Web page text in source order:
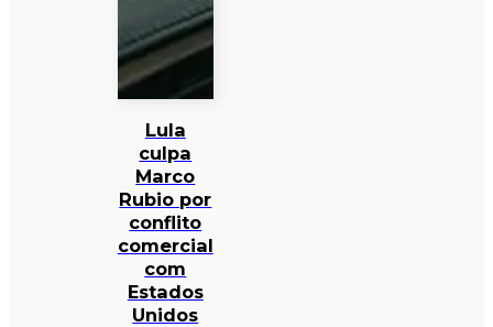
Lula
culpa
Marco
Rubio por
conflito
comercial
com
Estados
Unidos